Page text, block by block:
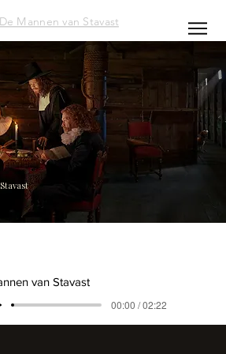
Mannen van Stavast
van Stavast
00:00 / 02:22